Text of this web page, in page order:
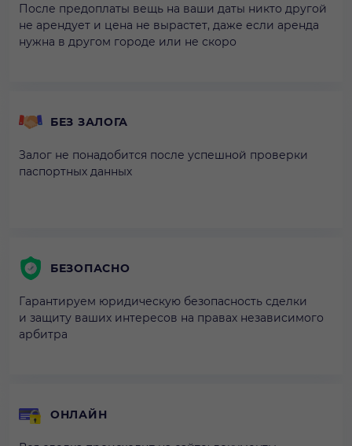
После предоплаты вещь на ваши даты никто другой
не арендует и цена не вырастет, даже если аренда
нужна в другом городе или не скоро
БЕЗ ЗАЛОГА
Залог не понадобится после успешной проверки
паспортных данных
БЕЗОПАСНО
Гарантируем юридическую безопасность сделки
и защиту ваших интересов на правах независимого
арбитра
ОНЛАЙН